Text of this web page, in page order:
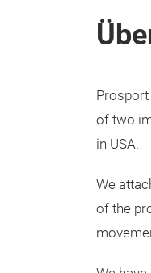
of two
in USA.
We
of the